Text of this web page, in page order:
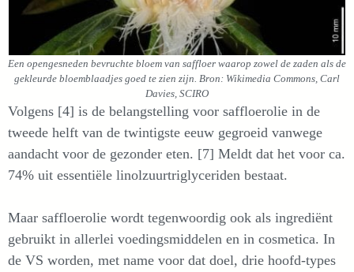
Een opengesneden bevruchte bloem van saffloer waarop zowel de zaden als de
gekleurde bloemblaadjes goed te zien zijn. Bron: Wikimedia Commons, Carl
Davies, SCIRO
Volgens [4] is de belangstelling voor saffloerolie in de
tweede helft van de twintigste eeuw gegroeid vanwege
aandacht voor de gezonder eten. [7] Meldt dat het voor ca.
74% uit essentiële linolzuurtriglyceriden bestaat.
Maar saffloerolie wordt tegenwoordig ook als ingrediënt
gebruikt in allerlei voedingsmiddelen en in cosmetica. In
de VS worden, met name voor dat doel, drie hoofd-types